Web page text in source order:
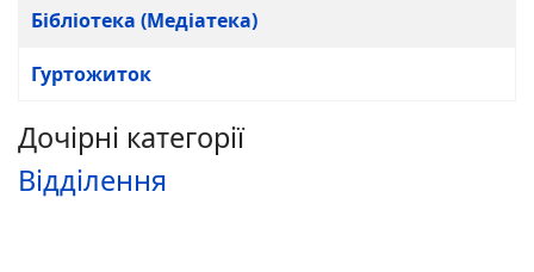
Бібліотека (Медіатека)
Гуртожиток
Дочірні категорії
Відділення